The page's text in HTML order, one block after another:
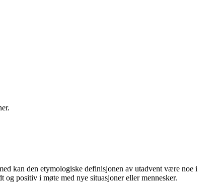
kan den etymologiske definisjonen av utadvent være noe i
positiv i møte med nye situasjoner eller mennesker.